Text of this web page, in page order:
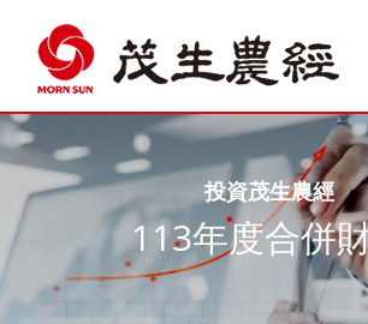
投資茂生農經
113年度合併